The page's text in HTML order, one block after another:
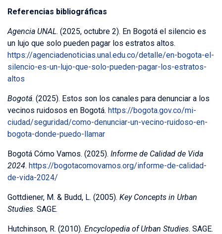
Referencias bibliográficas
Agencia UNAL. (2025, octubre 2). En Bogotá el silencio es
un lujo que solo pueden pagar los estratos altos.
https://agenciadenoticias.unal.edu.co/detalle/en-bogota-el-
silencio-es-un-lujo-que-solo-pueden-pagar-los-estratos-
altos
Bogotá. (2025). Estos son los canales para denunciar a los
vecinos ruidosos en Bogotá. https://bogota.gov.co/mi-
ciudad/seguridad/como-denunciar-un-vecino-ruidoso-en-
bogota-donde-puedo-llamar
Bogotá Cómo Vamos. (2025). Informe de Calidad de Vida
2024. https://bogotacomovamos.org/informe-de-calidad-
de-vida-2024/
Gottdiener, M. & Budd, L. (2005). Key Concepts in Urban
Studies. SAGE.
Hutchinson, R. (2010). Encyclopedia of Urban Studies. SAGE.